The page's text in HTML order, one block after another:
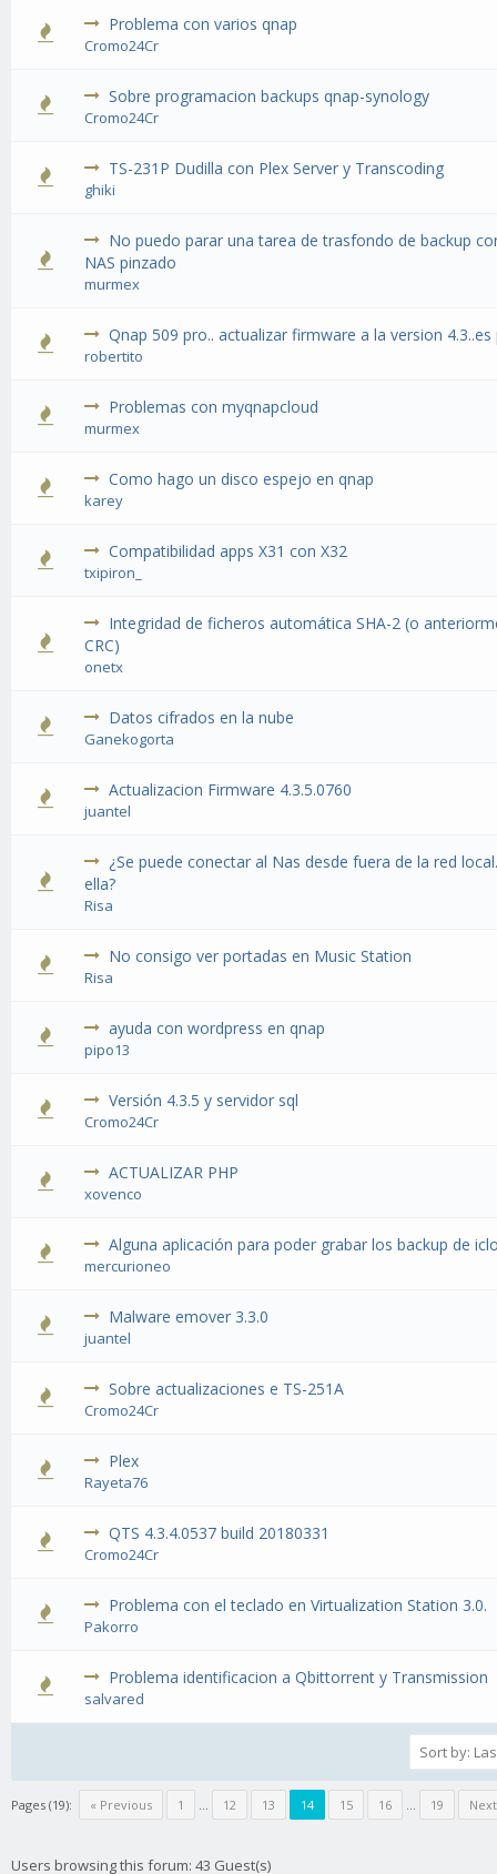
Problema con varios qnap
Cromo24Cr
Sobre programacion backups qnap-synology
Cromo24Cr
TS-231P Dudilla con Plex Server y Transcoding
ghiki
No puedo parar una tarea de trasfondo de backup
NAS pinzado
murmex
Qnap 509 pro.. actualizar firmware a la version 4.3..es
robertito
Problemas con myqnapcloud
murmex
Como hago un disco espejo en qnap
karey
Compatibilidad apps X31 con X32
txipiron_
Integridad de ficheros automática SHA-2 (o
CRC)
onetx
Datos cifrados en la nube
Ganekogorta
Actualizacion Firmware 4.3.5.0760
juantel
¿Se puede conectar al Nas desde fuera de la red
ella?
Risa
No consigo ver portadas en Music Station
Risa
ayuda con wordpress en qnap
pipo13
Versión 4.3.5 y servidor sql
Cromo24Cr
ACTUALIZAR PHP
xovenco
Alguna aplicación para poder grabar los backup de
mercurioneo
Malware emover 3.3.0
juantel
Sobre actualizaciones e TS-251A
Cromo24Cr
Plex
Rayeta76
QTS 4.3.4.0537 build 20180331
Cromo24Cr
Problema con el teclado en Virtualization Station 3.0.
Pakorro
Problema identificacion a Qbittorrent y Transmission
salvared
Pages (19): « Previous 1 12 13 14 15 16 19
Users browsing this forum: 43 Guest(s)